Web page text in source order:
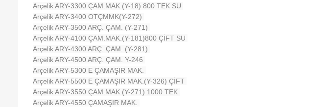
Arçelik ARY-3300 ÇAM.MAK.(Y-18) 800 TEK SU
Arçelik ARY-3400 OTÇMMK(Y-272)
Arçelik ARY-3500 ARÇ. ÇAM. (Y-271)
Arçelik ARY-4100 ÇAM.MAK.(Y-181)800 ÇİFT SU
Arçelik ARY-4300 ARÇ. ÇAM. (Y-281)
Arçelik ARY-4500 ARÇ. ÇAM. Y-246
Arçelik ARY-5300 E ÇAMAŞIR MAK.
Arçelik ARY-5500 E ÇAMAŞIR MAK.(Y-326) ÇİFT
Arçelik ARY-3550 ÇAM.MAK.(Y-271) 1000 TEK
Arçelik ARY-4550 ÇAMAŞIR MAK.